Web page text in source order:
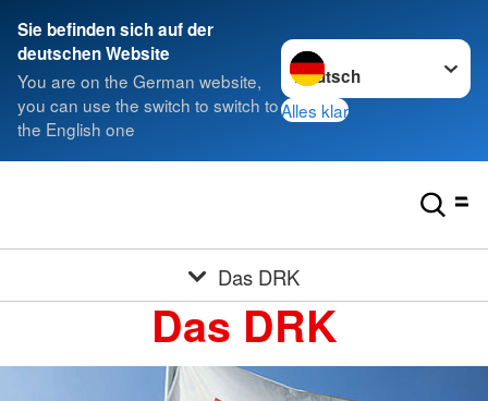
Sie befinden sich auf der
deutschen Website
You are on the German website,
you can use the switch to switch to
the English one
Sprache wechseln zu
Alles klar
Das DRK
Das DRK